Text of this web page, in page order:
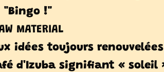
"Bingo !"
MATERIAL
idées toujours
d'Izuba signifiant « soleil